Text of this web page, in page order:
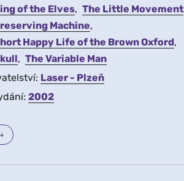
of the Elves
The Little Movement
Machine
Happy Life of the Brown Oxford
The Variable Man
Laser - Plzeň
2002